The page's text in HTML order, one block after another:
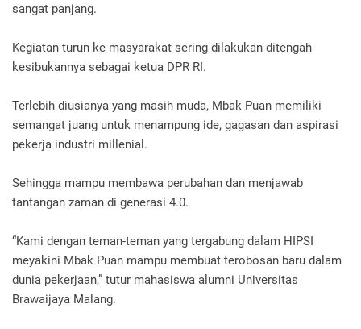
sangat panjang.
Kegiatan turun ke masyarakat sering dilakukan ditengah
kesibukannya sebagai ketua DPR RI.
Terlebih diusianya yang masih muda, Mbak Puan memiliki
semangat juang untuk menampung ide, gagasan dan aspirasi
pekerja industri millenial.
Sehingga mampu membawa perubahan dan menjawab
tantangan zaman di generasi 4.0.
“Kami dengan teman-teman yang tergabung dalam HIPSI
meyakini Mbak Puan mampu membuat terobosan baru dalam
dunia pekerjaan,” tutur mahasiswa alumni Universitas
Brawaijaya Malang.